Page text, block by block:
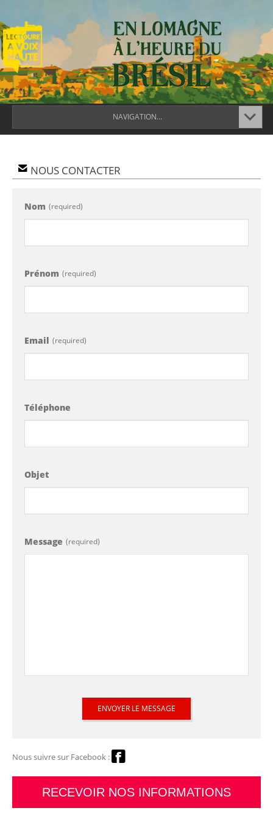
NAVIGATION...
NOUS CONTACTER
Nom (required)
Prénom (required)
Email (required)
Téléphone
Objet
Message (required)
Nous suivre sur Facebook :
RECEVOIR NOS INFORMATIONS